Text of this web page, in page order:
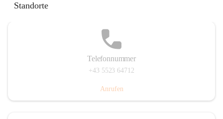
Standorte
Telefonnummer
+43 5523 64712
Anrufen